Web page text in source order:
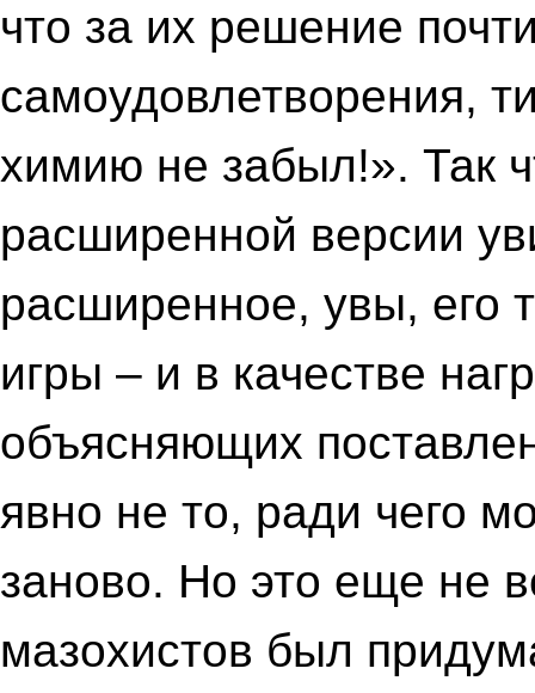
что за их решение
самоудовлетворения,
химию не забыл!». Так
расширенной версии
расширенное, увы, его
игры – и в качестве
объясняющих
явно не то, ради чего
заново. Но это еще не
мазохистов был